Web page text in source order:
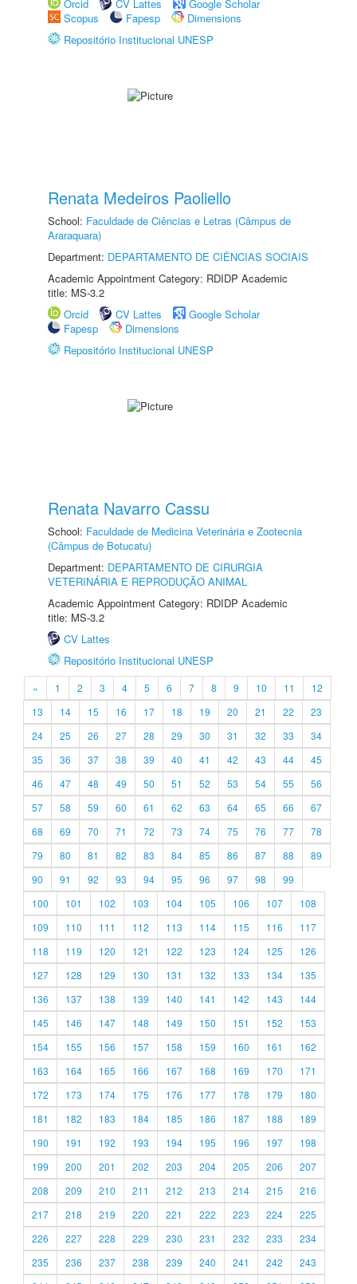
Orcid
CV Lattes
Google Scholar
Scopus
Fapesp
Dimensions
Repositório Institucional UNESP
Renata Medeiros Paoliello
School: Faculdade de Ciências e Letras (Câmpus de
Araraquara)
Department: DEPARTAMENTO DE CIÊNCIAS SOCIAIS
Academic Appointment Category: RDIDP Academic
title: MS-3.2
Orcid
CV Lattes
Google Scholar
Fapesp
Dimensions
Repositório Institucional UNESP
Renata Navarro Cassu
School: Faculdade de Medicina Veterinária e Zootecnia
(Câmpus de Botucatu)
Department: DEPARTAMENTO DE CIRURGIA
VETERINÁRIA E REPRODUÇÃO ANIMAL
Academic Appointment Category: RDIDP Academic
title: MS-3.2
CV Lattes
Repositório Institucional UNESP
« 1 2 3 4 5 6 7 8 9 10 11
12
13
14 15 16 17 18 19 20 21 22
23
24
25 26 27 28 29 30 31 32 33
34
35
36 37 38 39 40 41 42 43 44
45
46
47 48 49 50 51 52 53 54 55
56
57
58 59 60 61 62 63 64 65 66
67
68
69 70 71 72 73 74 75 76 77
78
79
80 81 82 83 84 85 86 87 88
89
90
91 92 93 94 95 96 97 98
99
100
101 102 103 104 105 106 107
108
109
110 111 112 113 114 115 116
117
118
119 120 121 122 123 124 125
126
127
128 129 130 131 132 133 134
135
136
137 138 139 140 141 142 143
144
145
146 147 148 149 150 151 152
153
154
155 156 157 158 159 160 161
162
163
164 165 166 167 168 169 170
171
172
173 174 175 176 177 178 179
180
181
182 183 184 185 186 187 188
189
190
191 192 193 194 195 196 197
198
199
200 201 202 203 204 205 206
207
208
209 210 211 212 213 214 215
216
217
218 219 220 221 222 223 224
225
226
227 228 229 230 231 232 233
234
235
236 237 238 239 240 241 242
243